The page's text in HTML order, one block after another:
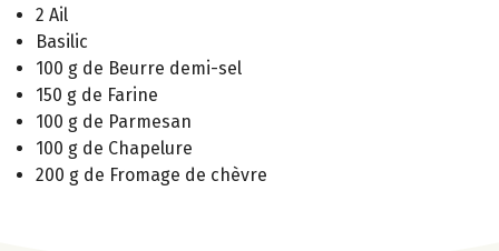
2 Ail
Basilic
100 g de Beurre demi-sel
150 g de Farine
100 g de Parmesan
100 g de Chapelure
200 g de Fromage de chèvre